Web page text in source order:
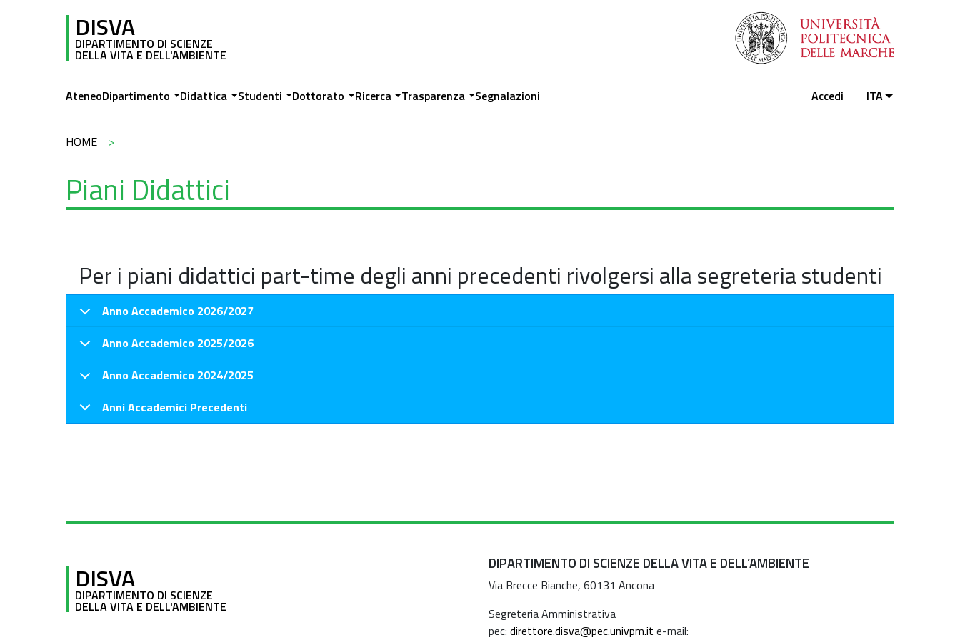
DISVA
DIPARTIMENTO DI SCIENZE
DELLA VITA E DELL'AMBIENTE
Main navigation
AteneoDipartimento Didattica Studenti Dottorato Ricerca Trasparenza Segnalazioni Accedi ITA
Briciole di pane
HOME
Piani Didattici
Per i piani didattici part-time degli anni precedenti rivolgersi alla segreteria studenti
Anno Accademico 2026/2027
Anno Accademico 2025/2026
Anno Accademico 2024/2025
Anni Accademici Precedenti
DISVA
DIPARTIMENTO DI SCIENZE
DELLA VITA E DELL'AMBIENTE
DIPARTIMENTO DI SCIENZE DELLA VITA E DELL’AMBIENTE
Via Brecce Bianche, 60131 Ancona
Segreteria Amministrativa
pec: direttore.disva@pec.univpm.it e-mail: